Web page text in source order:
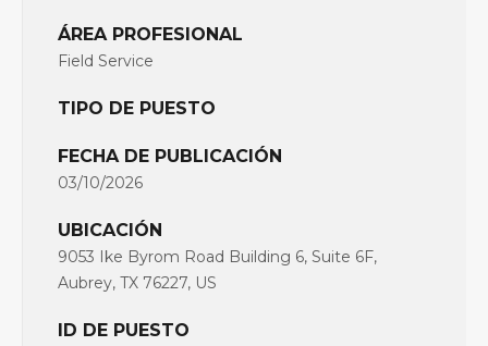
ÁREA PROFESIONAL
Field Service
TIPO DE PUESTO
FECHA DE PUBLICACIÓN
03/10/2026
UBICACIÓN
9053 Ike Byrom Road Building 6, Suite 6F,
Aubrey, TX 76227, US
ID DE PUESTO